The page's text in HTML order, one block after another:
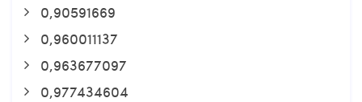
0,90591669
0,960011137
0,963677097
0,977434604